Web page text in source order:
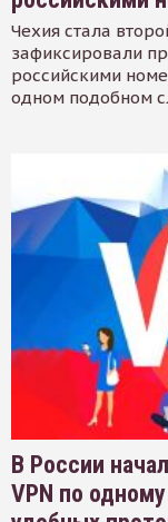
Чехия стала
зафиксировали
российскими
одном подобном
В России
VPN по